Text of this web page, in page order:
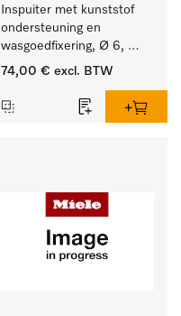
Inspuiter met kunststof
ondersteuning en
wasgoedfixering, Ø 6,
lengte 135 mm.
74,00 € excl. BTW